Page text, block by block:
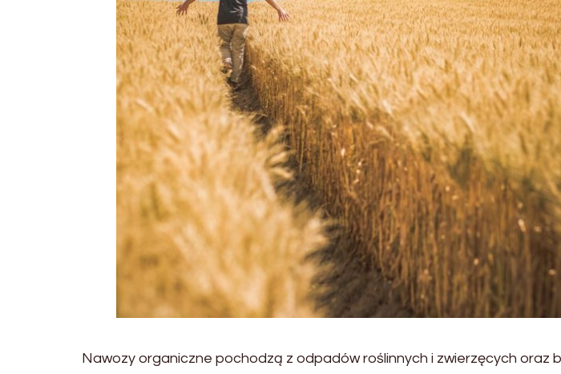
Nawozy organiczne pochodzą z odpadów roślinnych i zwierzęcych oraz